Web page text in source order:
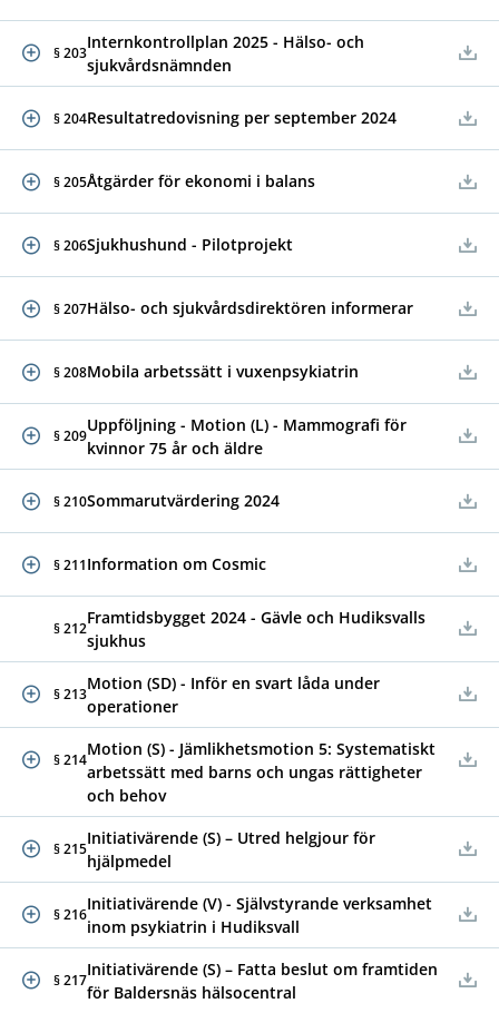
§ 203
Internkontrollplan 2025 - Hälso- och
sjukvårdsnämnden
§ 204Resultatredovisning per september 2024
§ 205Åtgärder för ekonomi i balans
§ 206Sjukhushund - Pilotprojekt
§ 207Hälso- och sjukvårdsdirektören informerar
§ 208Mobila arbetssätt i vuxenpsykiatrin
§ 209
Uppföljning - Motion (L) - Mammografi för
kvinnor 75 år och äldre
§ 210Sommarutvärdering 2024
§ 211Information om Cosmic
§ 212
Framtidsbygget 2024 - Gävle och Hudiksvalls
sjukhus
§ 213
Motion (SD) - Inför en svart låda under
operationer
§ 214
Motion (S) - Jämlikhetsmotion 5: Systematiskt
arbetssätt med barns och ungas rättigheter
och behov
§ 215
Initiativärende (S) – Utred helgjour för
hjälpmedel
§ 216
Initiativärende (V) - Självstyrande verksamhet
inom psykiatrin i Hudiksvall
§ 217
Initiativärende (S) – Fatta beslut om framtiden
för Baldersnäs hälsocentral